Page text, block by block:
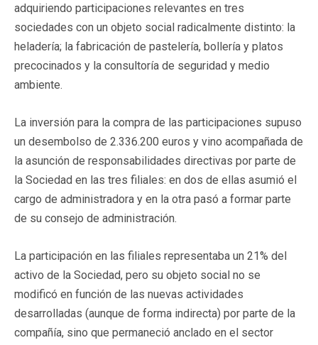
adquiriendo participaciones relevantes en tres
sociedades con un objeto social radicalmente distinto: la
heladería; la fabricación de pastelería, bollería y platos
precocinados y la consultoría de seguridad y medio
ambiente.
La inversión para la compra de las participaciones supuso
un desembolso de 2.336.200 euros y vino acompañada de
la asunción de responsabilidades directivas por parte de
la Sociedad en las tres filiales: en dos de ellas asumió el
cargo de administradora y en la otra pasó a formar parte
de su consejo de administración.
La participación en las filiales representaba un 21% del
activo de la Sociedad, pero su objeto social no se
modificó en función de las nuevas actividades
desarrolladas (aunque de forma indirecta) por parte de la
compañía, sino que permaneció anclado en el sector